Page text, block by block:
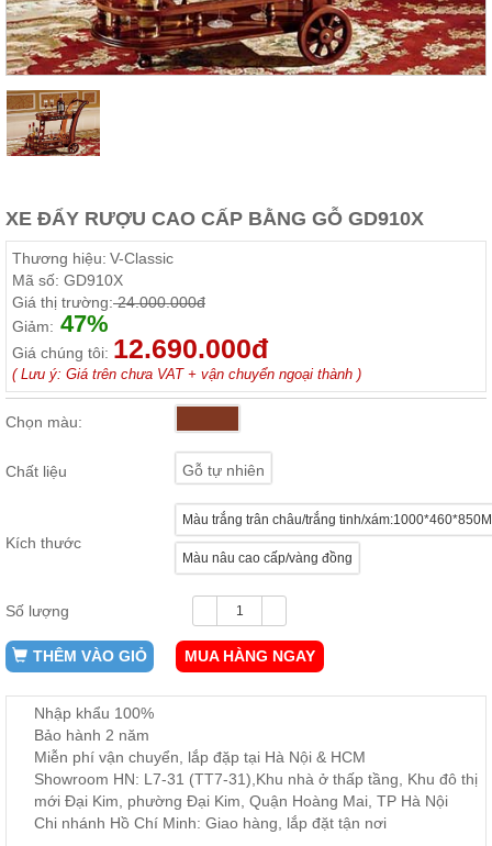
Thất
Phòng
Khách
tủ
rượu,
Bàn
trà...
Thất
Phòng
Ngủ
Giường
ngủ, tủ
áo, bàn
trang
điểm
Nội
Thất
Ăn
ăn,
Nội
Thất
Ban
Vườn
XE ĐẨY RƯỢU CAO CẤP BẰNG GỖ GD910X
Thương hiệu: V-Classic
Mã số: GD910X
Giá thị trường:24.000.000đ
Giảm: 47%
Giá chúng tôi: 12.690.000đ
( Lưu ý: Giá trên chưa VAT + vận chuyển ngoại thành )
Chọn màu:
Chất liệu Gỗ tự nhiên
Kích thước
Màu trắng trân châu/trắng tinh/
Màu nâu cao cấp/vàng đồng
Số lượng
THÊM VÀO GIỎ MUA HÀNG NGAY
Nhập khẩu 100%
Bảo hành 2 năm
Miễn phí vận chuyển, lắp đặp tại Hà Nội & HCM
Showroom HN: L7-31 (TT7-31),Khu nhà ở thấp tầng, Khu đô thị
mới Đại Kim, phường Đại Kim, Quận Hoàng Mai, TP Hà Nội
Chi nhánh Hồ Chí Minh: Giao hàng, lắp đặt tận nơi